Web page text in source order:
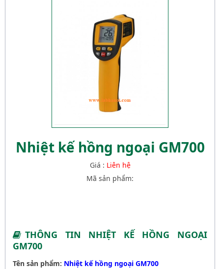
Nhiệt kế hồng ngoại GM700
Giá : Liên hệ
Mã sản phẩm:
THÔNG TIN NHIỆT KẾ HỒNG NGOẠI
GM700
Tên sản phẩm: Nhiệt kế hồng ngoại GM700